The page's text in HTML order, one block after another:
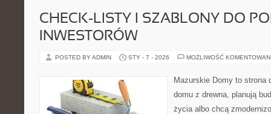
CHECK-LISTY I SZABLONY DO
INWESTORÓW
POSTED BY ADMIN STY - 7 - 2026 MOŻLIWOŚĆ
Mazurskie Domy to strona
domu z drewna, planują
życia albo chcą